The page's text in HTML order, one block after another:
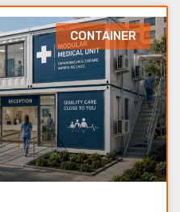
CONTAINER